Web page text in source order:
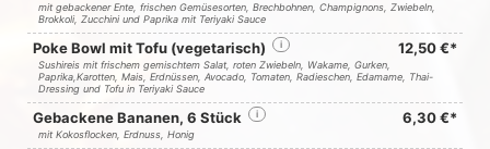
mit gebackener Ente, frischen Gemüsesorten, Brechbohnen, Champignons, Zwiebeln,
Brokkoli, Zucchini und Paprika mit Teriyaki Sauce
Poke Bowl mit Tofu (vegetarisch) i 12,50 €*
Sushireis mit frischem gemischtem Salat, roten Zwiebeln, Wakame, Gurken,
Paprika,Karotten, Mais, Erdnüssen, Avocado, Tomaten, Radieschen, Edamame, Thai-
Dressing und Tofu in Teriyaki Sauce
Gebackene Bananen, 6 Stück i 6,30 €*
mit Kokosflocken, Erdnuss, Honig